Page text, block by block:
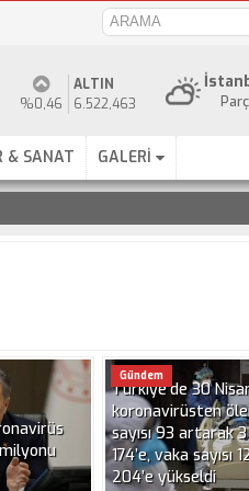
%0,46
ALTIN
6.522,463
& SANAT GALERİ
Türkiye’de 30
koronavirüsten
sayısı 93 artarak
174’e, vaka sayısı
204’e yükseldi
Gündem